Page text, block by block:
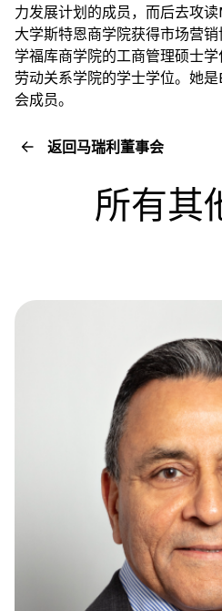
力发展计划的成员，而后去攻
大学斯特恩商学院获得市场营
学福库商学院的工商管理硕士
劳动关系学院的学士学位。她
会成员。
返回马瑞利董事会
所有其